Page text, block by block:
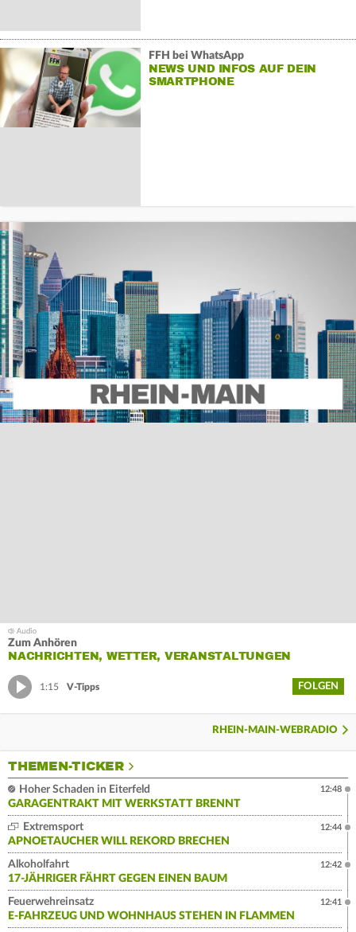
FFH bei WhatsApp
NEWS UND INFOS AUF DEIN
SMARTPHONE
Zum Anhören
NACHRICHTEN, WETTER, VERANSTALTUNGEN
1:15 V-Tipps FOLGEN
RHEIN-MAIN-WEBRADIO
THEMEN-TICKER
Hoher Schaden in Eiterfeld
GARAGENTRAKT MIT WERKSTATT BRENNT
12:48
Extremsport
APNOETAUCHER WILL REKORD BRECHEN
12:44
Alkoholfahrt
17-JÄHRIGER FÄHRT GEGEN EINEN BAUM
12:42
Feuerwehreinsatz
E-FAHRZEUG UND WOHNHAUS STEHEN IN FLAMMEN
12:41